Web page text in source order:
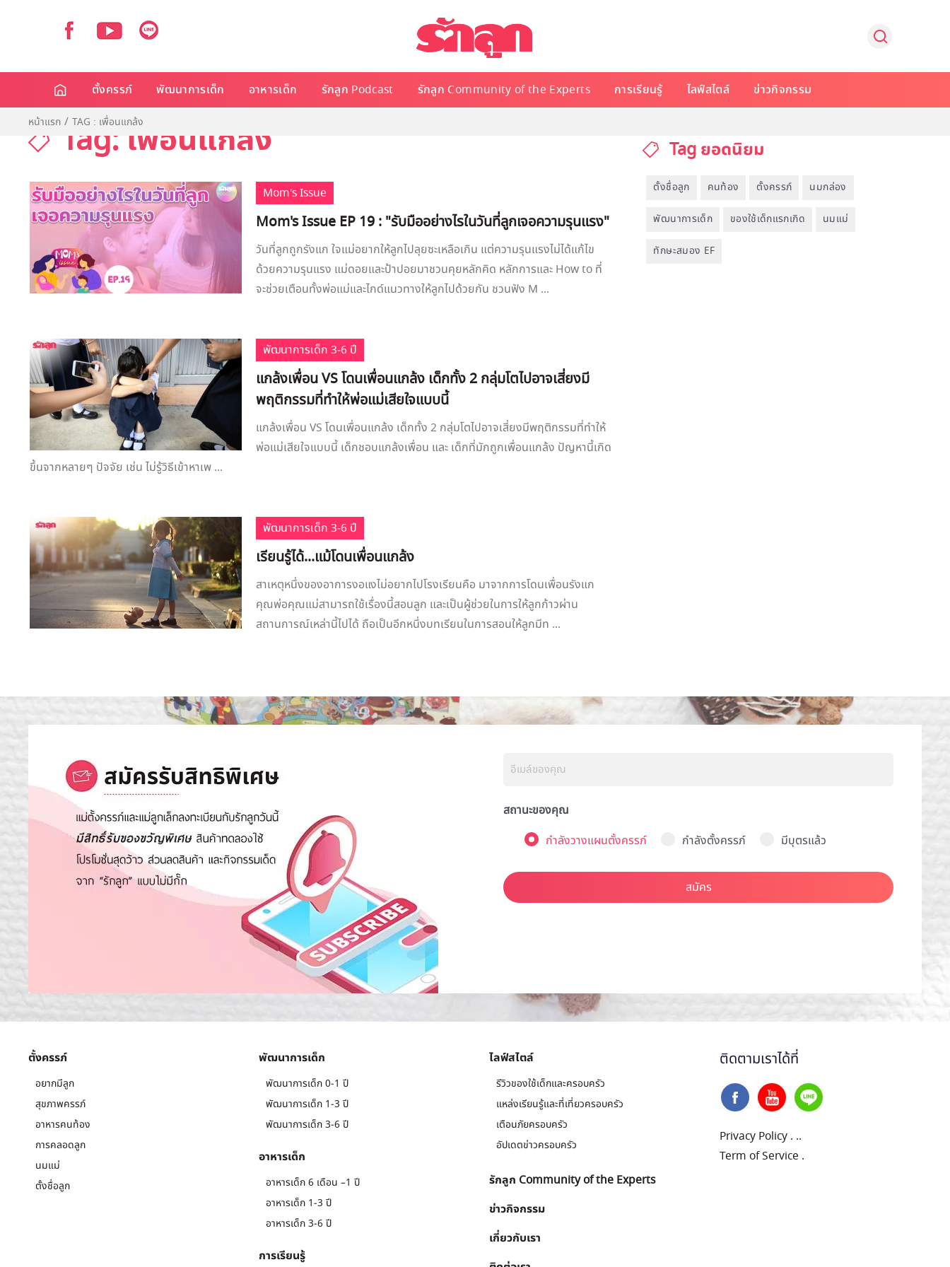
ตั้งครรภ์ พัฒนาการเด็ก อาหารเด็ก รักลูก Podcast รักลูก Community of the Experts การเรียนรู้ ไลฟ์สไตล์ ข่าวกิจกรรม
หน้าแรก TAG : เพื่อนแกล้ง
Tag: เพื่อนแกล้ง
Mom's Issue
Mom's Issue EP 19 : "รับมืออย่างไรในวันที่ลูกเจอความรุนแรง"
วันที่ลูกถูกรังแก ใจแม่อยากให้ลูกไปลุยซะเหลือเกิน แต่ความรุนแรงไม่ได้แก้ไข
ด้วยความรุนแรง แม่ดอยและป้าปอยมาชวนคุยหลักคิด หลักการและ How to ที่
จะช่วยเตือนทั้งพ่อแม่และไกด์แนวทางให้ลูกไปด้วยกัน ชวนฟัง M ...
พัฒนาการเด็ก 3-6 ปี
แกล้งเพื่อน VS โดนเพื่อนแกล้ง เด็กทั้ง 2 กลุ่มโตไปอาจเสี่ยงมี
พฤติกรรมที่ทำให้พ่อแม่เสียใจแบบนี้
แกล้งเพื่อน VS โดนเพื่อนแกล้ง เด็กทั้ง 2 กลุ่มโตไปอาจเสี่ยงมีพฤติกรรมที่ทำให้
พ่อแม่เสียใจแบบนี้ เด็กชอบแกล้งเพื่อน และ เด็กที่มักถูกเพื่อนแกล้ง ปัญหานี้เกิด
ขึ้นจากหลายๆ ปัจจัย เช่น ไม่รู้วิธีเข้าหาเพ ...
พัฒนาการเด็ก 3-6 ปี
เรียนรู้ได้...แม้โดนเพื่อนแกล้ง
สาเหตุหนึ่งของอาการงอแงไม่อยากไปโรงเรียนคือ มาจากการโดนเพื่อนรังแก
คุณพ่อคุณแม่สามารถใช้เรื่องนี้สอนลูก และเป็นผู้ช่วยในการให้ลูกก้าวผ่าน
สถานการณ์เหล่านี้ไปได้ ถือเป็นอีกหนึ่งบทเรียนในการสอนให้ลูกมีท ...
Tag ยอดนิยม
ตั้งชื่อลูก คนท้อง ตั้งครรภ์ นมกล่อง
พัฒนาการเด็ก ของใช้เด็กแรกเกิด นมแม่
ทักษะสมอง EF
สถานะของคุณ
กำลังวางแผนตั้งครรภ์
กำลังตั้งครรภ์ มีบุตรแล้ว
สมัคร
ตั้งครรภ์
อยากมีลูก
สุขภาพครรภ์
อาหารคนท้อง
การคลอดลูก
นมแม่
ตั้งชื่อลูก
พัฒนาการเด็ก
พัฒนาการเด็ก 0-1 ปี
พัฒนาการเด็ก 1-3 ปี
พัฒนาการเด็ก 3-6 ปี
อาหารเด็ก
อาหารเด็ก 6 เดือน –1 ปี
อาหารเด็ก 1-3 ปี
อาหารเด็ก 3-6 ปี
การเรียนรู้
ไลฟ์สไตล์
รีวิวของใช้เด็กและครอบครัว
แหล่งเรียนรู้และที่เที่ยวครอบครัว
เตือนภัยครอบครัว
อัปเดตข่าวครอบครัว
รักลูก Community of the Experts
ข่าวกิจกรรม
เกี่ยวกับเรา
ติดตามเราได้ที่
Privacy Policy . ..
Term of Service .